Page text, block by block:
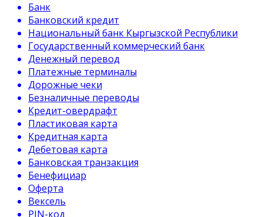
Банк
Банковский кредит
Национальный банк Кыргызской Республики
Государственный коммерческий банк
Денежный перевод
Платежные терминалы
Дорожные чеки
Безналичные переводы
Кредит-овердрафт
Пластиковая карта
Кредитная карта
Дебетовая карта
Банковская транзакция
Бенефициар
Оферта
Вексель
PIN-код